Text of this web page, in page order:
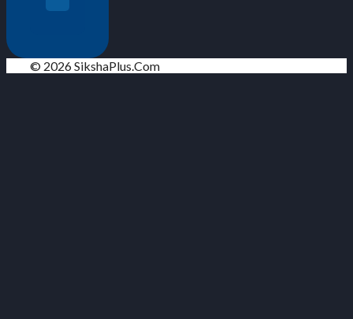
© 2026 SikshaPlus.Com